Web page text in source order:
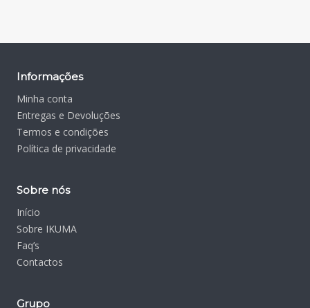
Informações
Minha conta
Entregas e Devoluções
Termos e condições
Política de privacidade
Sobre nós
Início
Sobre IKUMA
Faq’s
Contactos
Grupo